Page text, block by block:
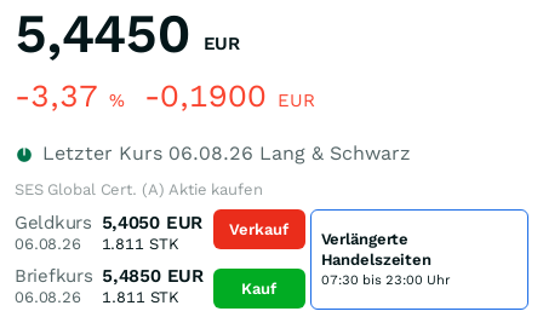
5,4450 EUR
-3,37 % -0,1900 EUR
Letzter Kurs 06.08.26 Lang & Schwarz
SES Global Cert. (A) Aktie kaufen
Geldkurs
06.08.26
5,4050 EUR
1.811 STK
Briefkurs
06.08.26
5,4850 EUR
1.811 STK
Verkauf
Kauf
Verlängerte
Handelszeiten
07:30 bis 23:00 Uhr